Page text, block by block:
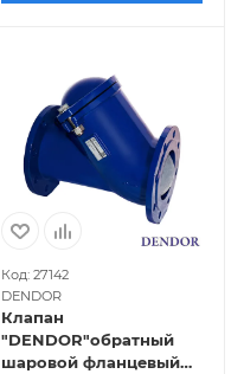
Код: 27142
DENDOR
Клапан
"DENDOR"обратный
шаровой фланцевый